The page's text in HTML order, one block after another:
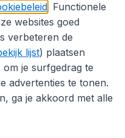
. Functionele
websites goed
verbeteren de
lijst) plaatsen
je surfgedrag te
advertenties te tonen.
ga je akkoord met alle